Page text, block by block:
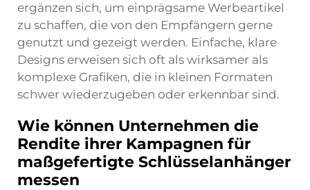
ergänzen sich, um einprägsame Werbeartikel
zu schaffen, die von den Empfängern gerne
genutzt und gezeigt werden. Einfache, klare
Designs erweisen sich oft als wirksamer als
komplexe Grafiken, die in kleinen Formaten
schwer wiederzugeben oder erkennbar sind.
Wie können Unternehmen die
Rendite ihrer Kampagnen für
maßgefertigte Schlüsselanhänger
messen